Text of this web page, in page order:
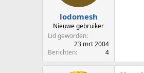
lodomesh
Nieuwe gebruiker
Lid geworden
23 mrt 2004
Berichten
4